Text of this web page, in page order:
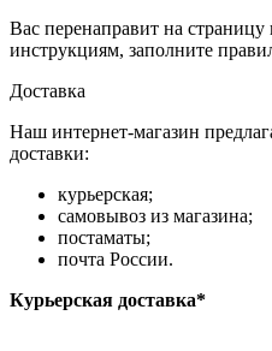
Вас перенаправит на страницу
инструкциям, заполните
Доставка
Наш интернет-магазин
доставки:
курьерская;
самовывоз из магазина;
постаматы;
почта России.
Курьерская доставка*